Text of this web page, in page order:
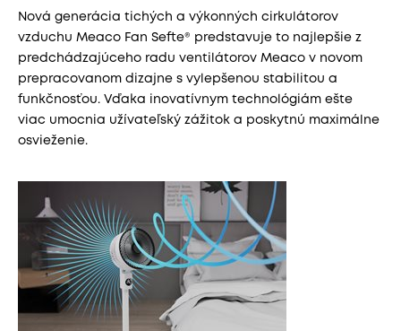
Nová generácia tichých a výkonných cirkulátorov
vzduchu Meaco Fan Sefte® predstavuje to najlepšie z
predchádzajúceho radu ventilátorov Meaco v novom
prepracovanom dizajne s vylepšenou stabilitou a
funkčnosťou. Vďaka inovatívnym technológiám ešte
viac umocnia užívateľský zážitok a poskytnú maximálne
osvieženie.